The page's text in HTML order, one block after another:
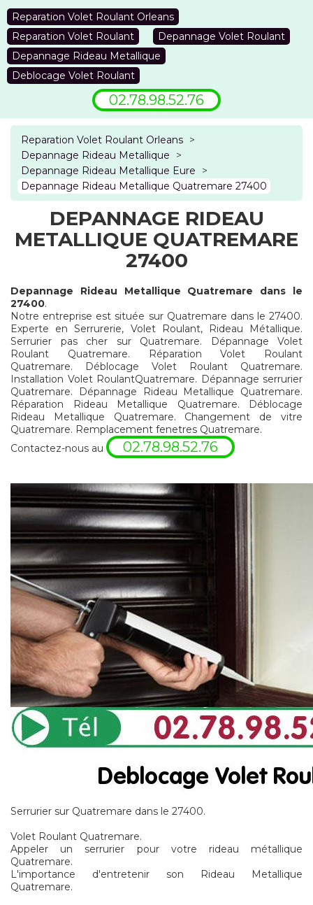
Reparation Volet Roulant Orleans
Reparation Volet Roulant
Depannage Volet Roulant
Depannage Rideau Metallique
Deblocage Volet Roulant
02.78.98.52.76
Reparation Volet Roulant Orleans >
Depannage Rideau Metallique
>
Depannage Rideau Metallique Eure
>
Depannage Rideau Metallique Quatremare 27400
DEPANNAGE RIDEAU
METALLIQUE QUATREMARE
27400
Depannage Rideau Metallique Quatremare dans le
27400.
Notre entreprise est située sur Quatremare dans le 27400.
Experte en Serrurerie, Volet Roulant, Rideau Métallique.
Serrurier pas cher sur Quatremare. Dépannage Volet
Roulant Quatremare. Réparation Volet Roulant
Quatremare. Déblocage Volet Roulant Quatremare.
Installation Volet RoulantQuatremare. Dépannage serrurier
Quatremare. Dépannage Rideau Metallique Quatremare.
Réparation Rideau Metallique Quatremare. Déblocage
Rideau Metallique Quatremare. Changement de vitre
Quatremare. Remplacement fenetres Quatremare.
Contactez-nous au
02.78.98.52.76
Serrurier sur Quatremare dans le 27400.
Volet Roulant Quatremare.
Appeler un serrurier pour votre rideau métallique
Quatremare.
L'importance d'entretenir son Rideau Metallique
Quatremare.